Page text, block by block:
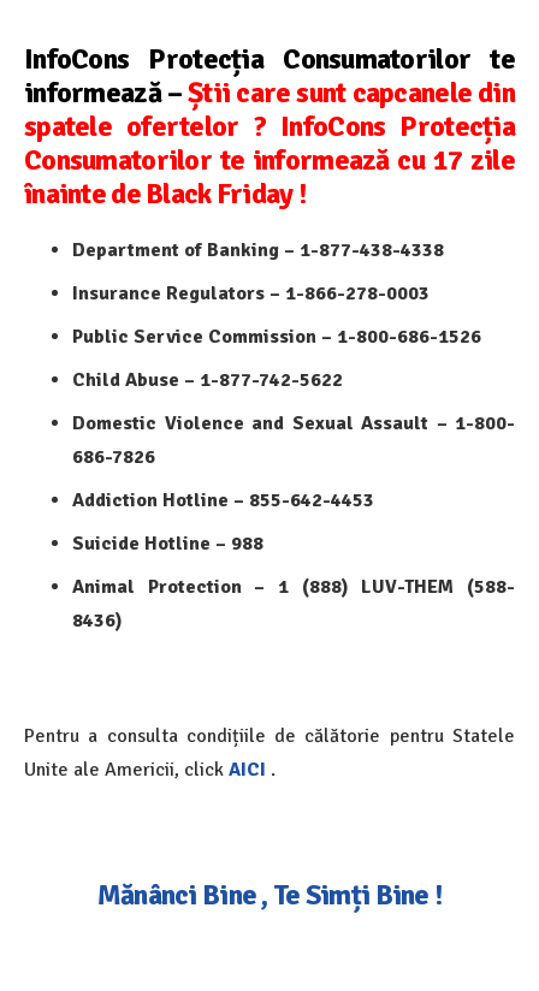
InfoCons Protecția Consumatorilor te
informează –Știi care sunt capcanele din
spatele ofertelor ? InfoCons Protecția
Consumatorilor te informează cu 17 zile
înainte de Black Friday !
Department of Banking – 1-877-438-4338
Insurance Regulators – 1-866-278-0003
Public Service Commission – 1-800-686-1526
Child Abuse – 1-877-742-5622
Domestic Violence and Sexual Assault – 1-800-
686-7826
Addiction Hotline – 855-642-4453
Suicide Hotline – 988
Animal Protection – 1 (888) LUV-THEM (588-
8436)
Pentru a consulta condițiile de călătorie pentru Statele
Unite ale Americii, click AICI .
Mănânci Bine , Te Simți Bine !